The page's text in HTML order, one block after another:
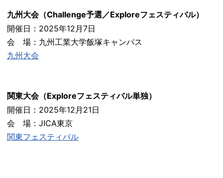
九州大会（Challenge予選／Exploreフェスティバル）
開催日：2025年12月7日
会 場：九州工業大学飯塚キャンパス
九州大会
関東大会（Exploreフェスティバル単独）
開催日：2025年12月21日
会 場：JICA東京
関東フェスティバル